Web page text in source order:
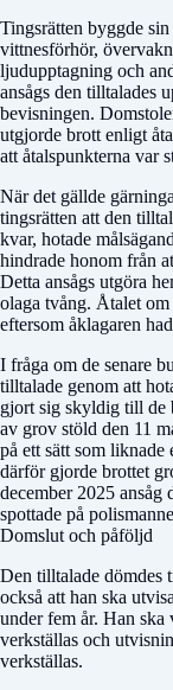
Tingsrätten byggde
vittnesförhör,
ljudupptagning och
ansågs den tilltalades
bevisningen.
utgjorde brott enligt
att åtalspunkterna var
När det gällde
tingsrätten att den
kvar, hotade
hindrade honom från
Detta ansågs utgöra
olaga tvång. Åtalet
eftersom åklagaren
I fråga om de senare
tilltalade genom att
gjort sig skyldig till de
av grov stöld den 11
på ett sätt som
därför gjorde brottet
december 2025 ansåg
spottade på
Domslut och påföljd
Den tilltalade dömdes
också att han ska
under fem år. Han ska
verkställas och
verkställas.